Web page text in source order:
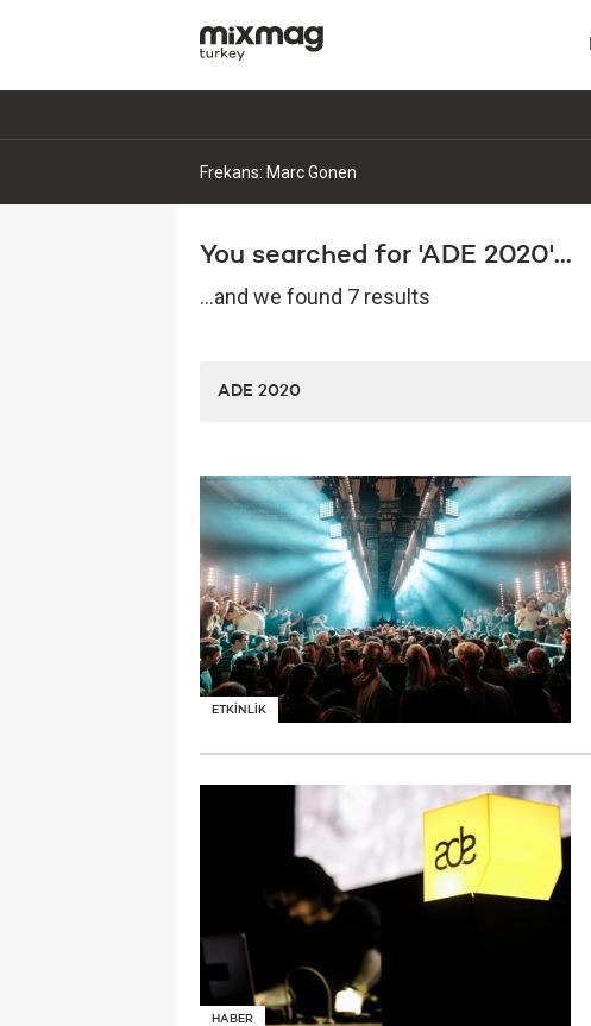
Frekans: Marc Gonen
You searched for 'ADE 2020'...
...and we found 7 results
ETKİNLİK
HABER